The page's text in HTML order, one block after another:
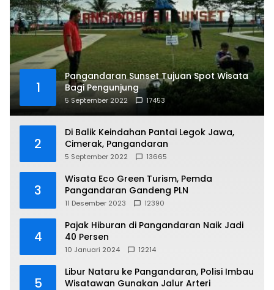
1
Pangandaran Sunset Tujuan Spot Wisata
Bagi Pengunjung
5 September 2022 17453
2
Di Balik Keindahan Pantai Legok Jawa,
Cimerak, Pangandaran
5 September 2022 13665
3
Wisata Eco Green Turism, Pemda
Pangandaran Gandeng PLN
11 Desember 2023 12390
4
Pajak Hiburan di Pangandaran Naik Jadi
40 Persen
10 Januari 2024 12214
5
Libur Nataru ke Pangandaran, Polisi Imbau
Wisatawan Gunakan Jalur Arteri